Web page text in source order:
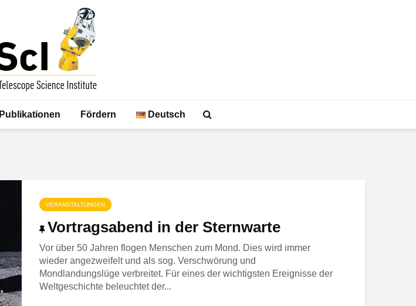
Publikationen Fördern Deutsch
VERANSTALTUNGEN
Vortragsabend in der Sternwarte
Vor über 50 Jahren flogen Menschen zum Mond. Dies wird immer
wieder angezweifelt und als sog. Verschwörung und
Mondlandungslüge verbreitet. Für eines der wichtigsten Ereignisse der
Weltgeschichte beleuchtet der...